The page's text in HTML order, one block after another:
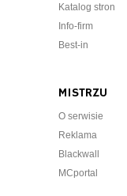
Katalog stron
Info-firm
Best-in
MISTRZU
O serwisie
Reklama
Blackwall
MCportal